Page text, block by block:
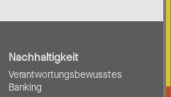
Nachhaltigkeit
Verantwortungsbewusstes
Banking